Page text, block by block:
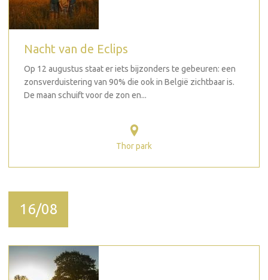
Nacht van de Eclips
Op 12 augustus staat er iets bijzonders te gebeuren: een
zonsverduistering van 90% die ook in België zichtbaar is.
De maan schuift voor de zon en...
Thor park
16/08